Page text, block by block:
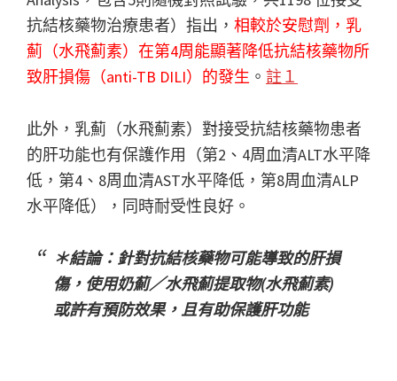
抗結核藥物治療患者）指出， 相較於安慰劑，乳
薊（水飛薊素）在第4周能顯著降低抗結核藥物所
致肝損傷（anti-TB DILI）的發生 。 註１
此外，乳薊（水飛薊素）對接受抗結核藥物患者
的肝功能也有保護作用（第2、4周血清ALT水平降
低，第4、8周血清AST水平降低，第8周血清ALP
水平降低），同時耐受性良好。
＊結論：針對抗結核藥物可能導致的肝損
傷，使用奶薊／水飛薊提取物(水飛薊素)
或許有預防效果，且有助保護肝功能